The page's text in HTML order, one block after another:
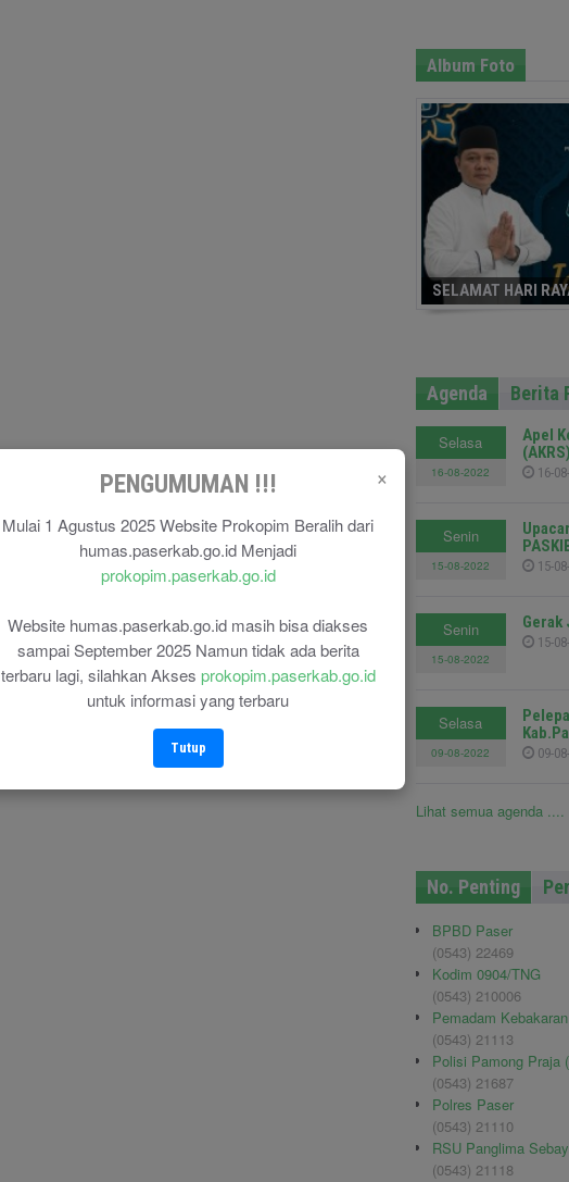
×
PENGUMUMAN !!!
Mulai 1 Agustus 2025 Website Prokopim Beralih dari
humas.paserkab.go.id Menjadi
prokopim.paserkab.go.id
Website humas.paserkab.go.id masih bisa diakses
sampai September 2025 Namun tidak ada berita
terbaru lagi, silahkan Akses prokopim.paserkab.go.id
untuk informasi yang terbaru
Tutup
Album Foto
SELAMAT HARI
Agenda Berita
Selasa
16-08-2022
Apel
16-
Senin
15-08-2022 15-
Senin
15-08-2022
Gerak
15-
Selasa
09-08-2022 09-
Lihat semua agenda ....
No. Penting
BPBD Paser
(0543) 22469
Kodim 0904/TNG
(0543) 210006
Pemadam Kebakaran
(0543) 21113
Polisi Pamong Praja
(0543) 21687
Polres Paser
(0543) 21110
RSU Panglima
(0543) 21118